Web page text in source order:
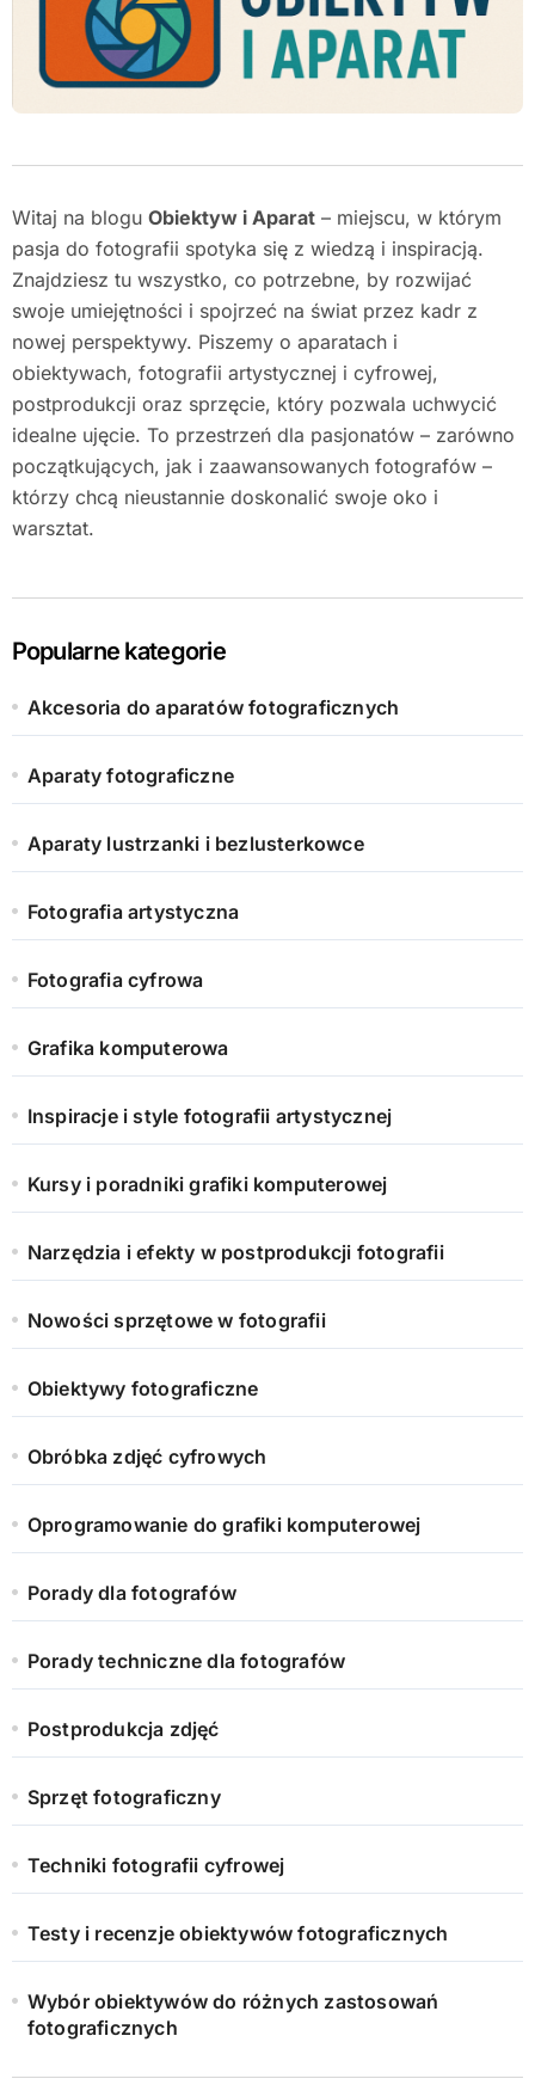
Witaj na blogu Obiektyw i Aparat– miejscu, w którym
pasja do fotografii spotyka się z wiedzą i inspiracją.
Znajdziesz tu wszystko, co potrzebne, by rozwijać
swoje umiejętności i spojrzeć na świat przez kadr z
nowej perspektywy. Piszemy o aparatach i
obiektywach, fotografii artystycznej i cyfrowej,
postprodukcji oraz sprzęcie, który pozwala uchwycić
idealne ujęcie. To przestrzeń dla pasjonatów – zarówno
początkujących, jak i zaawansowanych fotografów –
którzy chcą nieustannie doskonalić swoje oko i
warsztat.
Popularne kategorie
Akcesoria do aparatów fotograficznych
Aparaty fotograficzne
Aparaty lustrzanki i bezlusterkowce
Fotografia artystyczna
Fotografia cyfrowa
Grafika komputerowa
Inspiracje i style fotografii artystycznej
Kursy i poradniki grafiki komputerowej
Narzędzia i efekty w postprodukcji fotografii
Nowości sprzętowe w fotografii
Obiektywy fotograficzne
Obróbka zdjęć cyfrowych
Oprogramowanie do grafiki komputerowej
Porady dla fotografów
Porady techniczne dla fotografów
Postprodukcja zdjęć
Sprzęt fotograficzny
Techniki fotografii cyfrowej
Testy i recenzje obiektywów fotograficznych
Wybór obiektywów do różnych zastosowań
fotograficznych